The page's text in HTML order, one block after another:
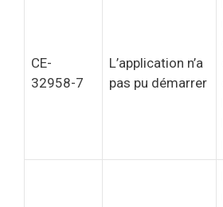
CE-
32958-7
L’application n’a
pas pu démarrer